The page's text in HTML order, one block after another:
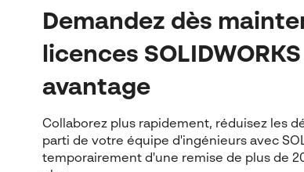
Demandez dès
licences
avantage
Collaborez plus rapidement, réduisez les
parti de votre équipe d'ingénieurs avec
temporairement d'une remise de plus de